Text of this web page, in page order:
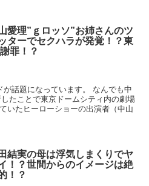
愛理”ｇロッソ”お姉さんのツ
ターでセクハラが発覚！？東
罪！？
が話題になっています。 なんでも中
たことで東京ドームシティ内の劇場
いたヒーローショーの出演者（中山
結実の母は浮気しまくりでヤ
！？世間からのイメージは絶
！？